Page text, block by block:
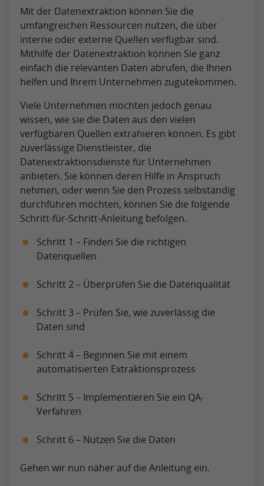
Mit der Datenextraktion können Sie die
umfangreichen Ressourcen nutzen, die über
interne oder externe Quellen verfügbar sind.
Mithilfe der Datenextraktion können Sie ganz
einfach die relevanten Daten abrufen, die Ihnen
helfen und Ihrem Unternehmen zugutekommen.
Viele Unternehmen möchten jedoch genau
wissen, wie sie die Daten aus den vielen
verfügbaren Quellen extrahieren können. Es gibt
zuverlässige Dienstleister, die
Datenextraktionsdienste für Unternehmen
anbieten. Sie können deren Hilfe in Anspruch
nehmen, oder wenn Sie den Prozess selbständig
durchführen möchten, können Sie die folgende
Schritt-für-Schritt-Anleitung befolgen.
Schritt 1 – Finden Sie die richtigen
Datenquellen
Schritt 2 – Überprüfen Sie die Datenqualität
Schritt 3 – Prüfen Sie, wie zuverlässig die
Daten sind
Schritt 4 – Beginnen Sie mit einem
automatisierten Extraktionsprozess
Schritt 5 – Implementieren Sie ein QA-
Verfahren
Schritt 6 – Nutzen Sie die Daten
Gehen wir nun näher auf die Anleitung ein.